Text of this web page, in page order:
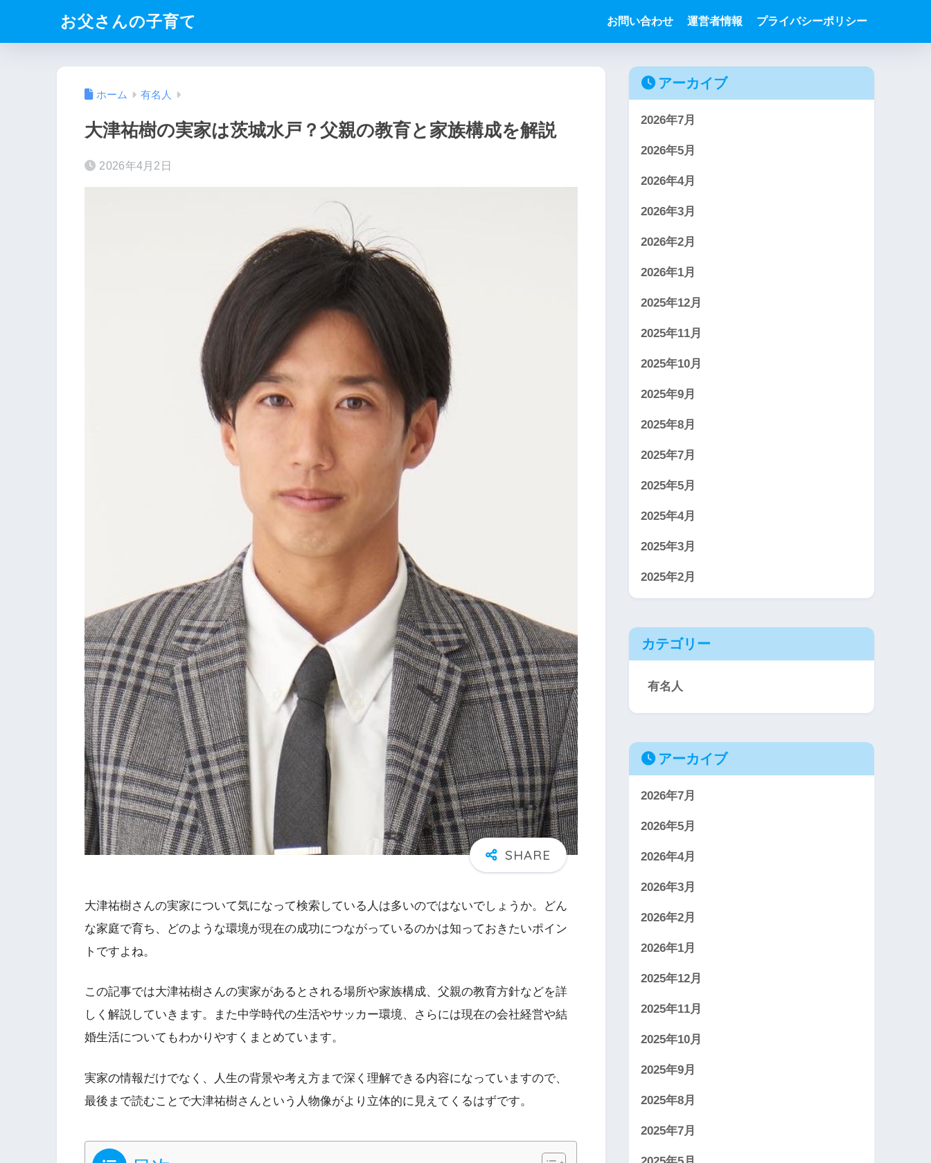
お父さんの子育て お問い合わせ 運営者情報 プライバシーポリシー
ホーム 有名人
大津祐樹の実家は茨城水戸？父親の教育と家族構成を解説
2026年4月2日
大津祐樹さんの実家について気になって検索している人は多いのではないでしょうか。どん
な家庭で育ち、どのような環境が現在の成功につながっているのかは知っておきたいポイン
トですよね。
この記事では大津祐樹さんの実家があるとされる場所や家族構成、父親の教育方針などを詳
しく解説していきます。また中学時代の生活やサッカー環境、さらには現在の会社経営や結
婚生活についてもわかりやすくまとめています。
実家の情報だけでなく、人生の背景や考え方まで深く理解できる内容になっていますので、
最後まで読むことで大津祐樹さんという人物像がより立体的に見えてくるはずです。
アーカイブ
2026年7月
2026年5月
2026年4月
2026年3月
2026年2月
2026年1月
2025年12月
2025年11月
2025年10月
2025年9月
2025年8月
2025年7月
2025年5月
2025年4月
2025年3月
2025年2月
カテゴリー
有名人
アーカイブ
2026年7月
2026年5月
2026年4月
2026年3月
2026年2月
2026年1月
2025年12月
2025年11月
2025年10月
2025年9月
2025年8月
2025年7月